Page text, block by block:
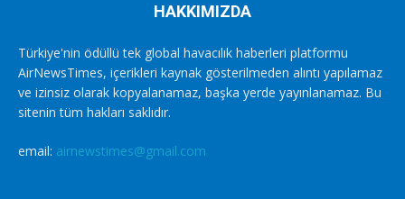
HAKKIMIZDA
Türkiye'nin ödüllü tek global havacılık haberleri platformu
AirNewsTimes, içerikleri kaynak gösterilmeden alıntı yapılamaz
ve izinsiz olarak kopyalanamaz, başka yerde yayınlanamaz. Bu
sitenin tüm hakları saklıdır.
email: airnewstimes@gmail.com